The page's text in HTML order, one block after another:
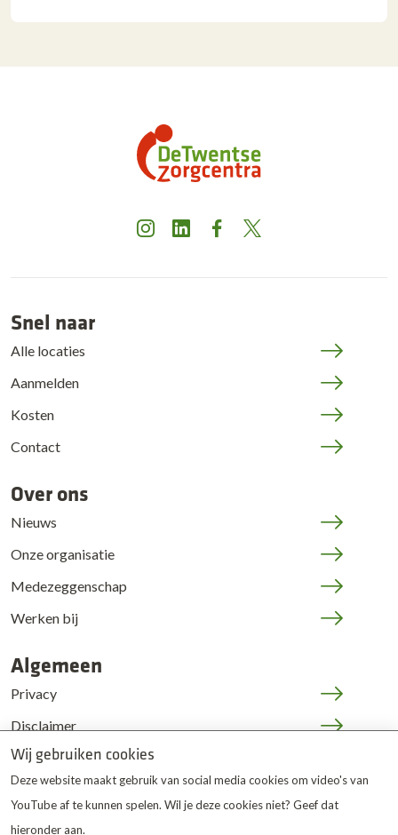
InstagramLinkedInFacebook
X
Snel naar
Alle locaties
Aanmelden
Kosten
Contact
Over ons
Nieuws
Onze organisatie
Medezeggenschap
Werken bij
Algemeen
Privacy
Disclaimer
Cookies
JOP | medewerkers
Wij gebruiken cookies
Deze website maakt gebruik van social media cookies om video's van
YouTube af te kunnen spelen. Wil je deze cookies niet? Geef dat
hieronder aan.